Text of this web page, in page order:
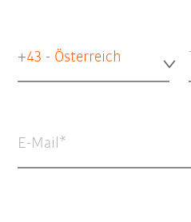
+43 - Österreich
E-Mail